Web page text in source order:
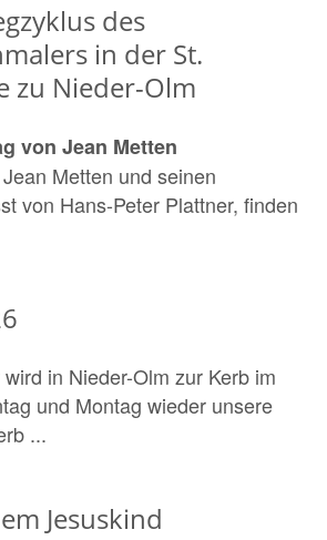
des
in der St.
zu Nieder-Olm
von Jean Metten
Metten und seinen
von Hans-Peter Plattner, finden
in Nieder-Olm zur Kerb im
und Montag wieder unsere
...
Jesuskind